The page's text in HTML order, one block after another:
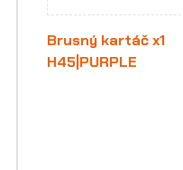
Brusný kartáč x1
H45|PURPLE